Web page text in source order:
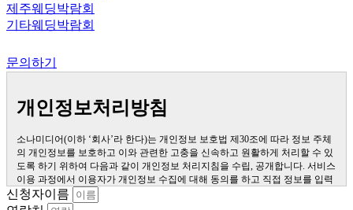
제주웨딩박람회
기타웨딩박람회
문의하기
개인정보처리방침
소나미디어(이하 ‘회사’라 한다)는 개인정보 보호법 제30조에 따라 정보 주체
의 개인정보를 보호하고 이와 관련한 고충을 신속하고 원활하게 처리할 수 있
도록 하기 위하여 다음과 같이 개인정보 처리지침을 수립, 공개합니다. 서비스
이용 과정에서 이용자가 개인정보 수집에 대해 동의를 하고 직접 정보를 입력
하는 경우, 해당 개인정보를 수집합니다. 더퍼스트웨딩을 통한 상담 과정에서
웹페이지, 메일, 팩스, 전화 등을 통해 이용자의 개인정보가 수집될 수 있습니
신청자이름